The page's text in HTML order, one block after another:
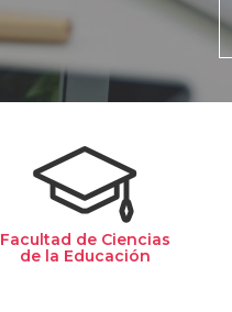
Facultad de Ciencias
de la Educación